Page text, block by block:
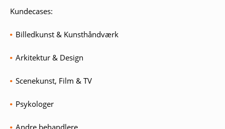
Kundecases:
Billedkunst & Kunsthåndværk
Arkitektur & Design
Scenekunst, Film & TV
Psykologer